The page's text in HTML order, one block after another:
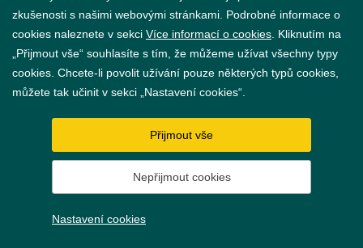
GDPR
Nastavení cookies
zkušenosti s našimi webovými stránkami. Podrobné informace o
cookies naleznete v sekci Více informací o cookies . Kliknutím na
„Přijmout vše“ souhlasíte s tím, že můžeme užívat všechny typy
cookies. Chcete-li povolit užívání pouze některých typů cookies,
můžete tak učinit v sekci „Nastavení cookies“.
Přijmout vše
Nepřijmout cookies
Nastavení cookies